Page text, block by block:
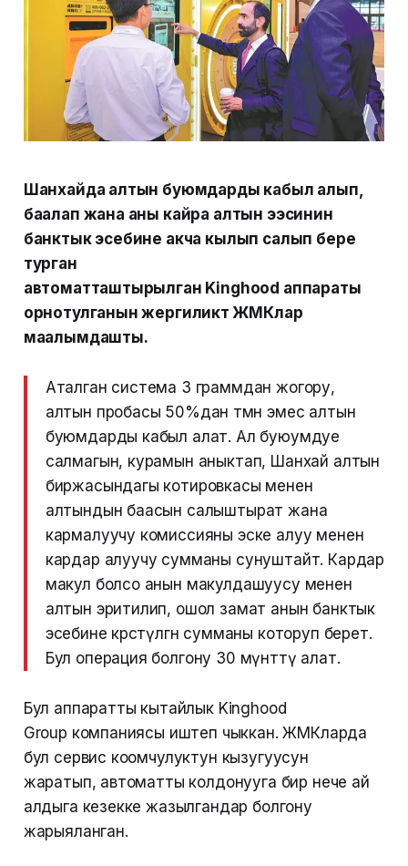
Шанхайда алтын буюмдарды кабыл алып,
баалап жана аны кайра алтын ээсинин
банктык эсебине акча кылып салып бере
турган
автоматташтырылган Kinghood аппараты
орнотулганын жергиликтүү ЖМКлар
маалымдашты.
Аталган система 3 граммдан жогору,
алтын пробасы 50%дан төмөн эмес алтын
буюмдарды кабыл алат. Ал буюумдуе
салмагын, курамын аныктап, Шанхай алтын
биржасындагы котировкасы менен
алтындын баасын салыштырат жана
кармалуучу комиссияны эске алуу менен
кардар алуучу сумманы сунуштайт. Кардар
макул болсо анын макулдашуусу менен
алтын эритилип, ошол замат анын банктык
эсебине көрсөтүлгөн сумманы которуп берет.
Бул операция болгону 30 мүнөттү алат.
Бул аппаратты кытайлык Kinghood
Group компаниясы иштеп чыккан. ЖМКларда
бул сервис коомчулуктун кызугуусун
жаратып, автоматты колдонууга бир нече ай
алдыга кезекке жазылгандар болгону
жарыяланган.